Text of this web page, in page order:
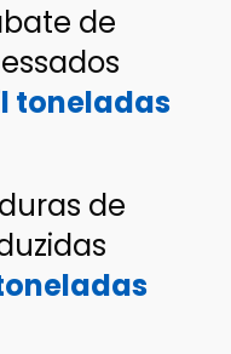
de
toneladas
de